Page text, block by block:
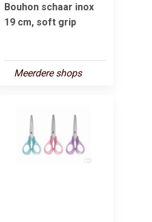
Bouhon schaar inox
19 cm, soft grip
Meerdere shops